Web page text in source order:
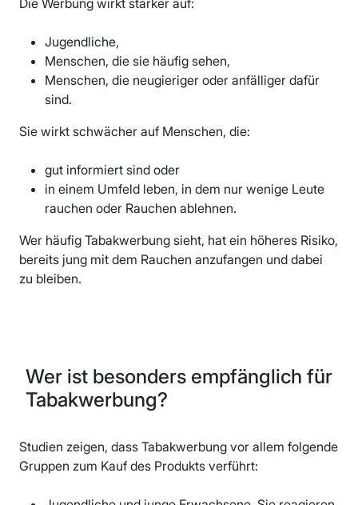
Die Werbung wirkt stärker auf:
Jugendliche,
Menschen, die sie häufig sehen,
Menschen, die neugieriger oder anfälliger dafür
sind.
Sie wirkt schwächer auf Menschen, die:
gut informiert sind oder
in einem Umfeld leben, in dem nur wenige Leute
rauchen oder Rauchen ablehnen.
Wer häufig Tabakwerbung sieht, hat ein höheres Risiko,
bereits jung mit dem Rauchen anzufangen und dabei
zu bleiben.
Wer ist besonders empfänglich für
Tabakwerbung?
Studien zeigen, dass Tabakwerbung vor allem folgende
Gruppen zum Kauf des Produkts verführt: